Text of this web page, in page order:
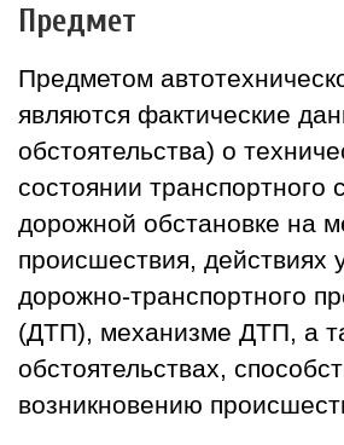
Предмет
Предметом
являются фактические
обстоятельства) о
состоянии транспортного
дорожной обстановке на
происшествия, действиях
дорожно-транспортного
(ДТП), механизме ДТП, а
обстоятельствах,
возникновению